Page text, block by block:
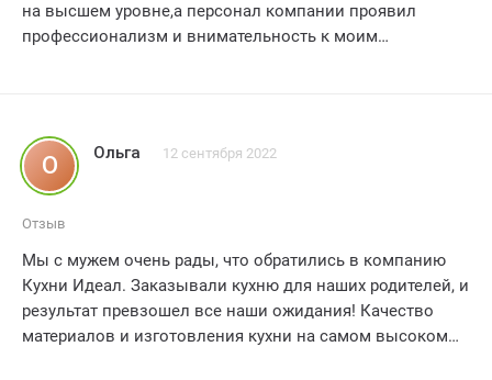
на высшем уровне,а персонал компании проявил
профессионализм и внимательность к моим
О Ольга 12 сентября 2022
Отзыв
Мы с мужем очень рады, что обратились в компанию
Кухни Идеал. Заказывали кухню для наших родителей, и
результат превзошел все наши ожидания! Качество
материалов и изготовления кухни на самом высоком